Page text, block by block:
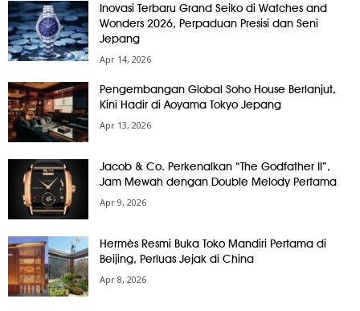
Inovasi Terbaru Grand Seiko di Watches and
Wonders 2026, Perpaduan Presisi dan Seni
Jepang
Apr 14, 2026
Pengembangan Global Soho House Berlanjut,
Kini Hadir di Aoyama Tokyo Jepang
Apr 13, 2026
Jacob & Co. Perkenalkan “The Godfather II”,
Jam Mewah dengan Double Melody Pertama
Apr 9, 2026
Hermès Resmi Buka Toko Mandiri Pertama di
Beijing, Perluas Jejak di China
Apr 8, 2026